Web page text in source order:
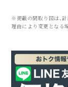
※掲載の間取り図は、
理由により変更となる